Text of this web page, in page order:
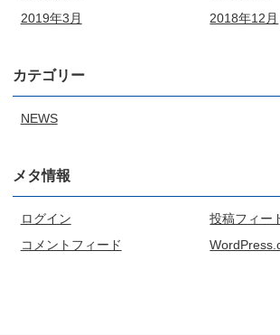
2019年3月
2018年12月
カテゴリー
NEWS
メタ情報
ログイン
投稿フィー
コメントフィード